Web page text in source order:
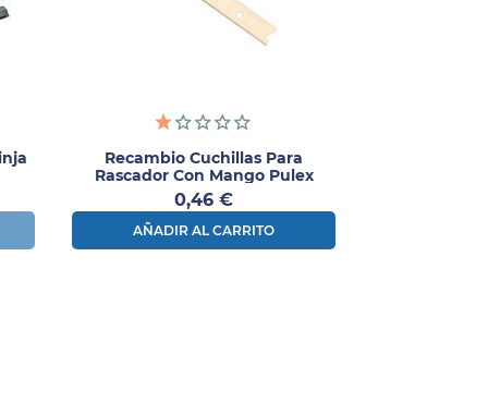
Recambio Cuchillas Para
Rascador Con Mango Pulex
Precio
0,46 €
AÑADIR AL CARRITO